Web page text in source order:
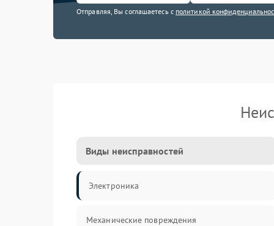
Отправляя, Вы соглашаетесь с политикой
Виды неисправностей
Электроника
Механические повреждения